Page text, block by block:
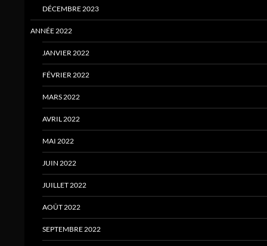
DÉCEMBRE 2023
ANNÉE 2022
JANVIER 2022
FÉVRIER 2022
MARS 2022
AVRIL 2022
MAI 2022
JUIN 2022
JUILLET 2022
AOÛT 2022
SEPTEMBRE 2022